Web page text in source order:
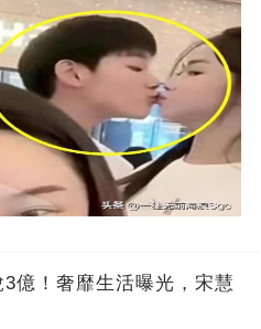
億！奢靡生活曝光，宋慧